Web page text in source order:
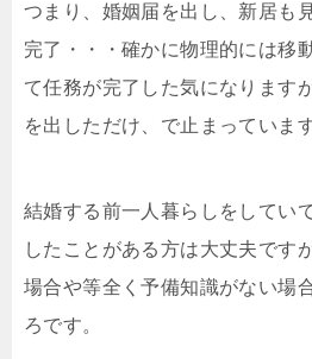
つまり、婚姻届を出し、新居も
完了・・・確かに物理的には移
て任務が完了した気になります
を出しただけ、で止まっています
結婚する前一人暮らしをしてい
したことがある方は大丈夫です
場合や等全く予備知識がない場
ろです。